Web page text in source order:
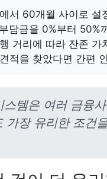
서 60개월 사이로 설
담금을 0%부터 50%
거리에 따라 잔존 가
적을 찾았다면 간편
스템은 여러 금융
가장 유리한 조건